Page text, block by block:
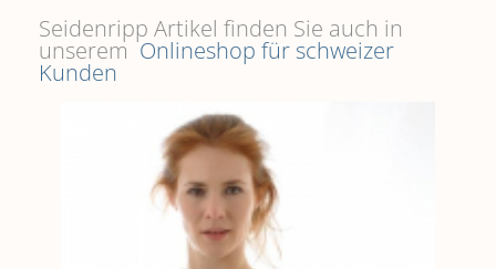
Seidenripp Artikel finden Sie auch in
unserem Onlineshop für schweizer
Kunden